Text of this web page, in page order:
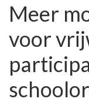
Meer
voor